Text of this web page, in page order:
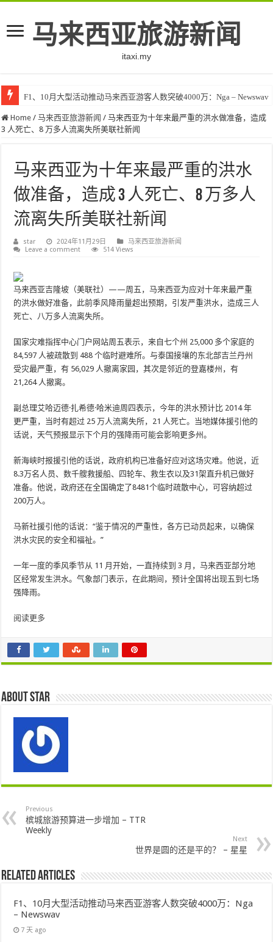
马来西亚旅游新闻
itaxi.my
F1、10月大型活动推动马来西亚游客人数突破4000万：Nga – Newswav
Home / 马来西亚旅游新闻 / 马来西亚为十年来最严重的洪水做准备，造成
3 人死亡、8 万多人流离失所美联社新闻
马来西亚为十年来最严重的洪水
做准备，造成 3 人死亡、8 万多人
流离失所美联社新闻
star 2024年11月29日
马来西亚旅游新闻
Leave a comment
514 Views
马来西亚吉隆坡（美联社）——周五，马来西亚为应对十年来最严重
的洪水做好准备，此前季风降雨量超出预期，引发严重洪水，造成三人
死亡、八万多人流离失所。
国家灾难指挥中心门户网站周五表示，来自七个州 25,000 多个家庭的
84,597 人被疏散到 488 个临时避难所。与泰国接壤的东北部吉兰丹州
受灾最严重，有 56,029 人撤离家园，其次是邻近的登嘉楼州，有
21,264 人撤离。
副总理艾​​哈迈德·扎希德·哈米迪周四表示，今年的洪水预计比 2014 年
更严重，当时有超过 25 万人流离失所，21 人死亡。当地媒体援引他的
话说，天气预报显示下个月的强降雨可能会影响更多州。
新海峡时报援引他的话说，政府机构已准备好应对这场灾难。他说，近
8.3万名人员、数千艘救援船、四轮车、救生衣以及31架直升机已做好
准备。他说，政府还在全国确定了8481个临时疏散中心，可容纳超过
200万人。
马新社援引他的话说：“鉴于情况的严重性，各方已动员起来，以确保
洪水灾民的安全和福祉。”
一年一度的季风季节从 11 月开始，一直持续到 3 月，马来西亚部分地
区经常发生洪水。气象部门表示，在此期间，预计全国将出现五到七场
强降雨。
阅读更多
About star
Previous
槟城旅游预算进一步增加 – TTR
Weekly
Next
世界是圆的还是平的？ – 星星
Related Articles
F1、10月大型活动推动马来西亚游客人数突破4000万：Nga
– Newswav
7 天 ago